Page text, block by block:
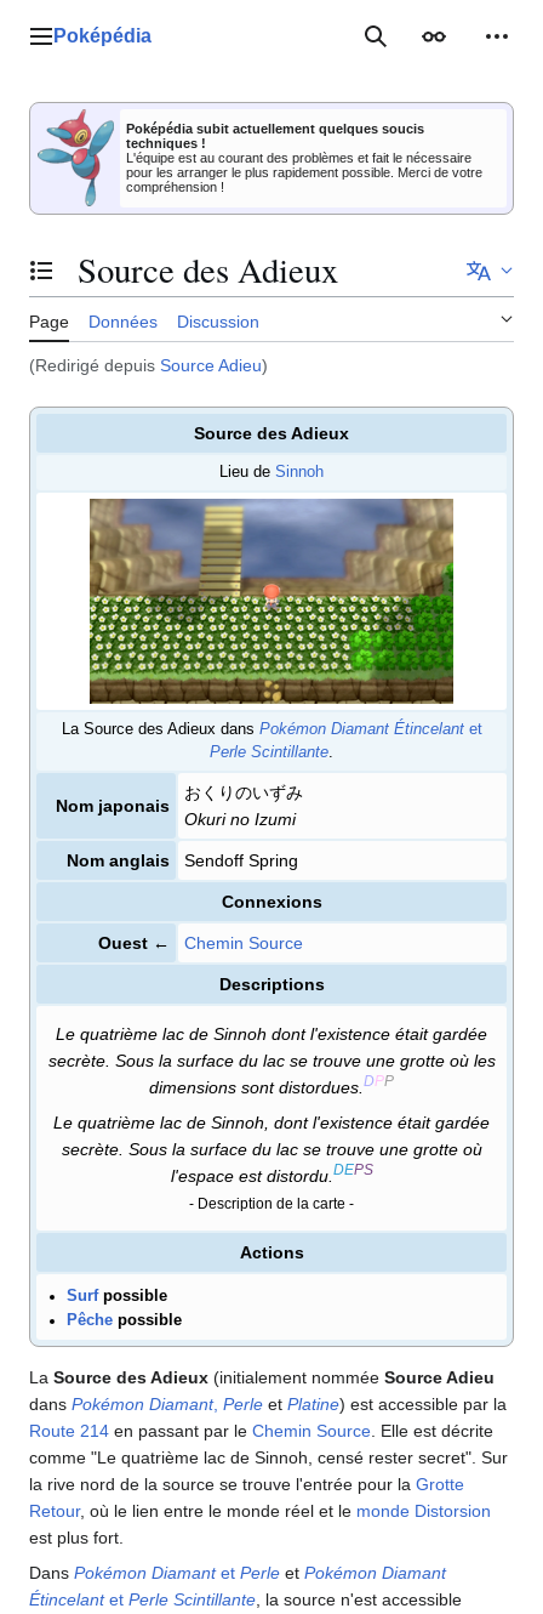
Menu principal
Poképédia RechercherApparence
Poképédia subit actuellement quelques soucis
techniques !
L'équipe est au courant des problèmes et fait le nécessaire
pour les arranger le plus rapidement possible. Merci de votre
compréhension !
Basculer la table des matières
Source des Adieux
Page Données Discussion
(Redirigé depuis Source Adieu)
Source des Adieux
Lieu de Sinnoh
La Source des Adieux dans Pokémon Diamant Étincelantet
Perle Scintillante.
Nom japonais
おくりのいずみ
Okuri no Izumi
Nom anglais Sendoff Spring
Connexions
Ouest ← Chemin Source
Descriptions
Le quatrième lac de Sinnoh dont l'existence était gardée
secrète. Sous la surface du lac se trouve une grotte où les
dimensions sont distordues. DPP
Le quatrième lac de Sinnoh, dont l'existence était gardée
secrète. Sous la surface du lac se trouve une grotte où
l'espace est distordu. DEPS
- Description de la carte -
Actions
Surfpossible
Pêche possible
La Source des Adieux (initialement nommée Source Adieu
dans Pokémon Diamant, Perle et Platine) est accessible par la
Route 214 en passant par le Chemin Source . Elle est décrite
comme "Le quatrième lac de Sinnoh, censé rester secret". Sur
la rive nord de la source se trouve l'entrée pour la Grotte
Retour, où le lien entre le monde réel et le monde Distorsion
est plus fort.
Dans Pokémon Diamantet Perle et Pokémon Diamant
Étincelantet Perle Scintillante , la source n'est accessible